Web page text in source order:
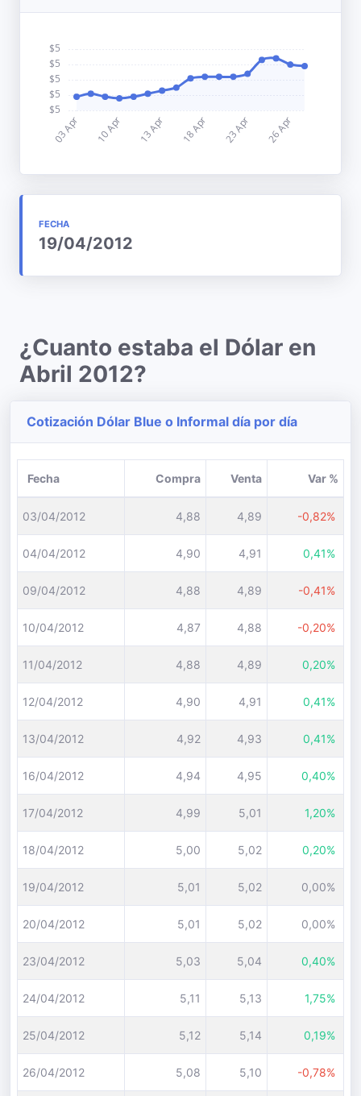
FECHA
19/04/2012
¿Cuanto estaba el Dólar en
Abril 2012?
Cotización Dólar Blue o Informal día por día
Fecha Compra Venta Var %
03/04/2012 4,88 4,89 -0,82%
04/04/2012 4,90 4,91 0,41%
09/04/2012 4,88 4,89 -0,41%
10/04/2012 4,87 4,88 -0,20%
11/04/2012 4,88 4,89 0,20%
12/04/2012 4,90 4,91 0,41%
13/04/2012 4,92 4,93 0,41%
16/04/2012 4,94 4,95 0,40%
17/04/2012 4,99 5,01 1,20%
18/04/2012 5,00 5,02 0,20%
19/04/2012 5,01 5,02 0,00%
20/04/2012 5,01 5,02 0,00%
23/04/2012 5,03 5,04 0,40%
24/04/2012 5,11 5,13 1,75%
25/04/2012 5,12 5,14 0,19%
26/04/2012 5,08 5,10 -0,78%